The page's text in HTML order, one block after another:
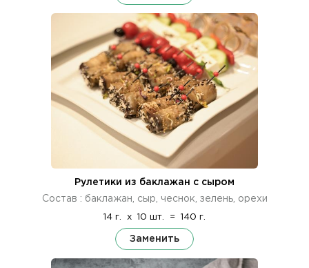
Рулетики из баклажан с сыром
Состав : баклажан, сыр, чеснок, зелень, орехи
14 г. x 10 шт. = 140 г.
Заменить